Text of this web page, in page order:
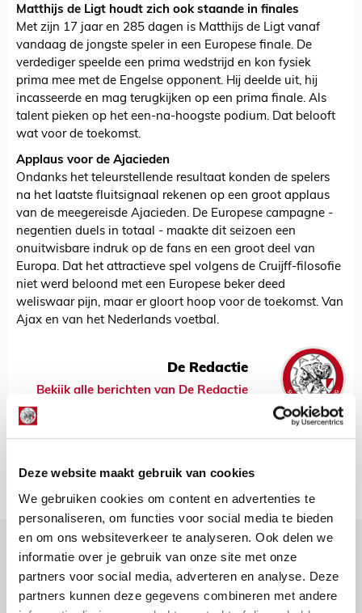
Deze website maakt gebruik van cookies
We gebruiken cookies om content en advertenties te
personaliseren, om functies voor social media te bieden
en om ons websiteverkeer te analyseren. Ook delen we
informatie over je gebruik van onze site met onze
partners voor social media, adverteren en analyse. Deze
partners kunnen deze gegevens combineren met andere
Matthijs de Ligt houdt zich ook staande in finales
Met zijn 17 jaar en 285 dagen is Matthijs de Ligt vanaf
vandaag de jongste speler in een Europese finale. De
verdediger speelde een prima wedstrijd en kon fysiek
prima mee met de Engelse opponent. Hij deelde uit, hij
incasseerde en mag terugkijken op een prima finale. Als
talent pieken op het een-na-hoogste podium. Dat belooft
wat voor de toekomst.
Applaus voor de Ajacieden
Ondanks het teleurstellende resultaat konden de spelers
na het laatste fluitsignaal rekenen op een groot applaus
van de meegereisde Ajacieden. De Europese campagne -
negentien duels in totaal - maakte dit seizoen een
onuitwisbare indruk op de fans en een groot deel van
Europa. Dat het attractieve spel volgens de Cruijff-filosofie
niet werd beloond met een Europese beker deed
weliswaar pijn, maar er gloort hoop voor de toekomst. Van
Ajax en van het Nederlands voetbal.
De Redactie
Bekijk alle berichten van De Redactie
Net binnen //
Reisverslag PEC-uit: geregisseerde
operatie onderweg naar
‘voetbaltempel’